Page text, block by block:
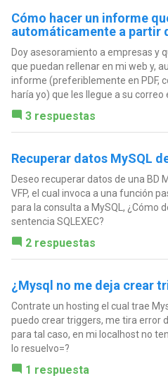
Cómo hacer un informe
automáticamente a partir
Doy asesoramiento a empresas y
que puedan rellenar en mi web y,
informe (preferiblemente en PDF,
haría yo) que les llegue a su correo
3 respuestas
Recuperar datos MySQL
Deseo recuperar datos de una BD
VFP, el cual invoca a una función
para la consulta a MySQL, ¿Cómo
sentencia SQLEXEC?
2 respuestas
¿Mysql no me deja crear
Contrate un hosting el cual trae
puedo crear triggers, me tira error
para tal caso, en mi localhost no
lo resuelvo=?
1 respuesta